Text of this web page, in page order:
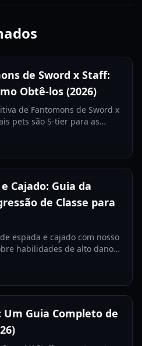
de Sword x Staff:
Obtê-los (2026)
de Fantomons de Sword x
pets são S-tier para as
Cajado: Guia da
de Classe para
espada e cajado com nosso
habilidades de alto dano
Um Guia Completo de